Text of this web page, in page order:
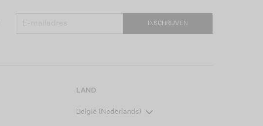
INSCHRIJVEN
LAND
België (Nederlands)